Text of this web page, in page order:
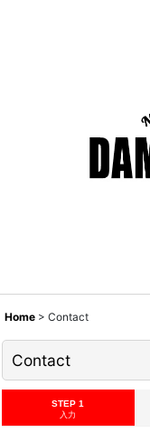
Home > Contact
Contact
STEP 1
入力